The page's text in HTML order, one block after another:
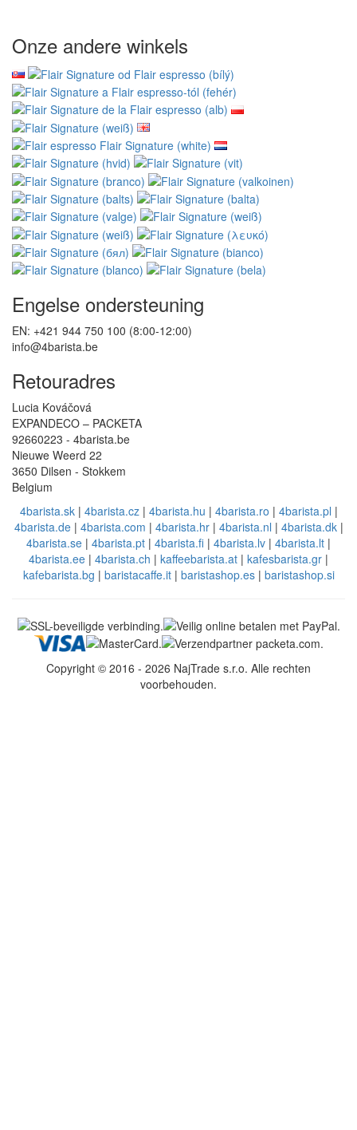
Onze andere winkels
Engelse ondersteuning
EN: +421 944 750 100 (8:00-12:00)
info@4barista.be
Retouradres
Lucia Kováčová
EXPANDECO – PACKETA
92660223 - 4barista.be
Nieuwe Weerd 22
3650 Dilsen - Stokkem
Belgium
4barista.sk| 4barista.cz| 4barista.hu | 4barista.ro | 4barista.pl |
4barista.de| 4barista.com | 4barista.hr| 4barista.nl | 4barista.dk|
4barista.se | 4barista.pt | 4barista.fi | 4barista.lv | 4barista.lt |
4barista.ee | 4barista.ch | kaffeebarista.at | kafesbarista.gr |
kafebarista.bg | baristacaffe.it| baristashop.es| baristashop.si
Copyright © 2016 - 2026 NajTrade s.r.o. Alle rechten
voorbehouden.